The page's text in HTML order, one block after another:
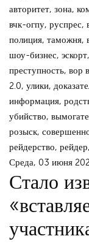
авторитет, зона,
вчк-огпу, руспрес,
полиция, таможня,
шоу-бизнес,
преступность, вор
2.0, улики,
информация,
убийство,
розыск,
рейдерство,
Среда, 03 июня
Стало